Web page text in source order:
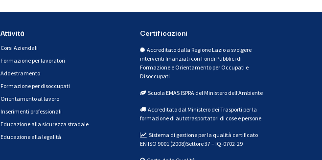
Attività
Corsi Aziendali
Formazione per lavoratori
Addestramento
Formazione per disoccupati
Orientamento al lavoro
Inserimenti professionali
Educazione alla sicurezza stradale
Educazione alla legalità
Certificazioni
Accreditato dalla Regione Lazio a svolgere
interventi finanziati con Fondi Pubblici di
Formazione e Orientamento per Occupati e
Disoccupati
Scuola EMAS ISPRA del Ministero dell’Ambiente
Accreditato dal Ministero dei Trasporti per la
formazione di autotrasportatori di cose e persone
Sistema di gestione per la qualità certificato
EN ISO 9001 (2008)Settore 37 – IQ-0702-29